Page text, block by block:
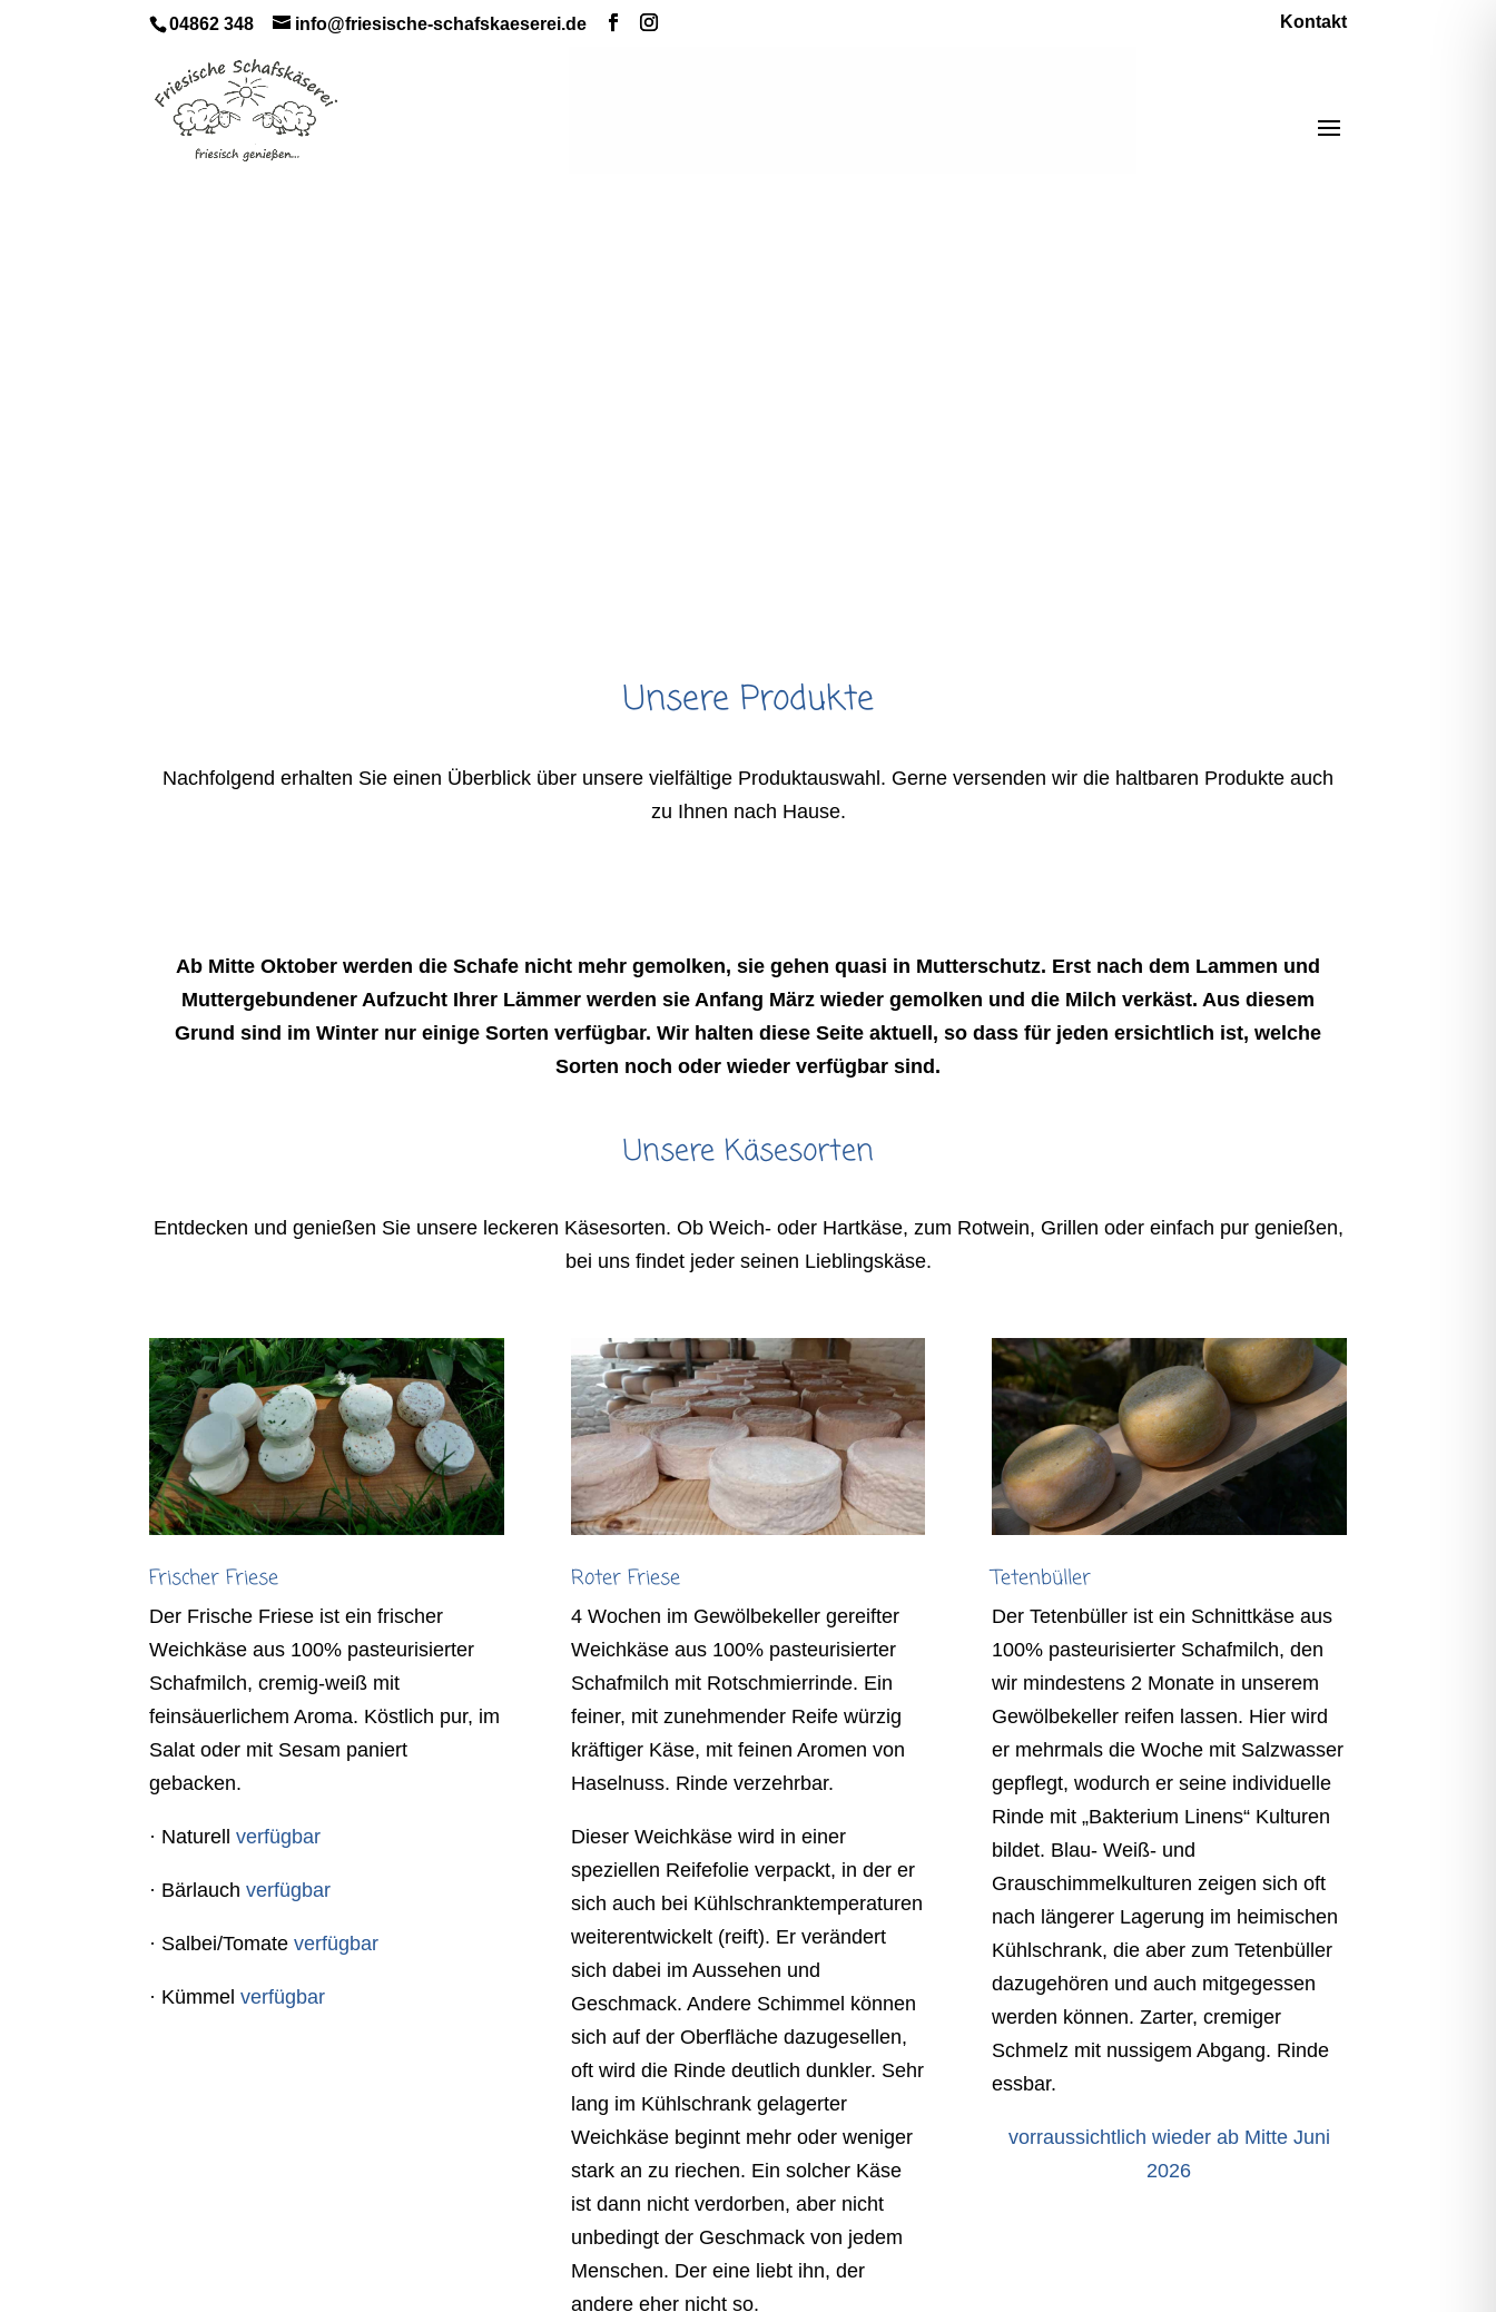
04862 348 info@friesische-schafskaeserei.de Kontakt
Unsere Produkte
Nachfolgend erhalten Sie einen Überblick über unsere vielfältige Produktauswahl. Gerne versenden wir die haltbaren Produkte auch
zu Ihnen nach Hause.
Ab Mitte Oktober werden die Schafe nicht mehr gemolken, sie gehen quasi in Mutterschutz. Erst nach dem Lammen und
Muttergebundener Aufzucht Ihrer Lämmer werden sie Anfang März wieder gemolken und die Milch verkäst. Aus diesem
Grund sind im Winter nur einige Sorten verfügbar. Wir halten diese Seite aktuell, so dass für jeden ersichtlich ist, welche
Sorten noch oder wieder verfügbar sind.
Unsere Käsesorten
Entdecken und genießen Sie unsere leckeren Käsesorten. Ob Weich- oder Hartkäse, zum Rotwein, Grillen oder einfach pur genießen,
bei uns findet jeder seinen Lieblingskäse.
Frischer Friese
Der Frische Friese ist ein frischer
Weichkäse aus 100% pasteurisierter
Schafmilch, cremig-weiß mit
feinsäuerlichem Aroma. Köstlich pur, im
Salat oder mit Sesam paniert
gebacken.
· Naturellverfügbar
· Bärlauchverfügbar
· Salbei/Tomateverfügbar
· Kümmelverfügbar
Roter Friese
4 Wochen im Gewölbekeller gereifter
Weichkäse aus 100% pasteurisierter
Schafmilch mit Rotschmierrinde. Ein
feiner, mit zunehmender Reife würzig
kräftiger Käse, mit feinen Aromen von
Haselnuss. Rinde verzehrbar.
Dieser Weichkäse wird in einer
speziellen Reifefolie verpackt, in der er
sich auch bei Kühlschranktemperaturen
weiterentwickelt (reift). Er verändert
sich dabei im Aussehen und
Geschmack. Andere Schimmel können
sich auf der Oberfläche dazugesellen,
oft wird die Rinde deutlich dunkler. Sehr
lang im Kühlschrank gelagerter
Weichkäse beginnt mehr oder weniger
stark an zu riechen. Ein solcher Käse
ist dann nicht verdorben, aber nicht
unbedingt der Geschmack von jedem
Menschen. Der eine liebt ihn, der
andere eher nicht so.
Tetenbüller
Der Tetenbüller ist ein Schnittkäse aus
100% pasteurisierter Schafmilch, den
wir mindestens 2 Monate in unserem
Gewölbekeller reifen lassen. Hier wird
er mehrmals die Woche mit Salzwasser
gepflegt, wodurch er seine individuelle
Rinde mit „Bakterium Linens“ Kulturen
bildet. Blau- Weiß- und
Grauschimmelkulturen zeigen sich oft
nach längerer Lagerung im heimischen
Kühlschrank, die aber zum Tetenbüller
dazugehören und auch mitgegessen
werden können. Zarter, cremiger
Schmelz mit nussigem Abgang. Rinde
essbar.
vorraussichtlich wieder ab Mitte Juni
2026